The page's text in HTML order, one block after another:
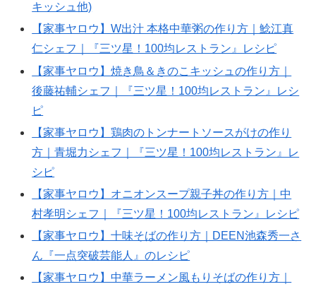
キッシュ他)
【家事ヤロウ】W出汁 本格中華粥の作り方｜鯰江真
仁シェフ｜『三ツ星！100均レストラン』レシピ
【家事ヤロウ】焼き鳥＆きのこキッシュの作り方｜
後藤祐輔シェフ｜『三ツ星！100均レストラン』レシ
ピ
【家事ヤロウ】鶏肉のトンナートソースがけの作り
方｜青堀力シェフ｜『三ツ星！100均レストラン』レ
シピ
【家事ヤロウ】オニオンスープ親子丼の作り方｜中
村孝明シェフ｜『三ツ星！100均レストラン』レシピ
【家事ヤロウ】十味そばの作り方｜DEEN池森秀一さ
ん『一点突破芸能人』のレシピ
【家事ヤロウ】中華ラーメン風もりそばの作り方｜